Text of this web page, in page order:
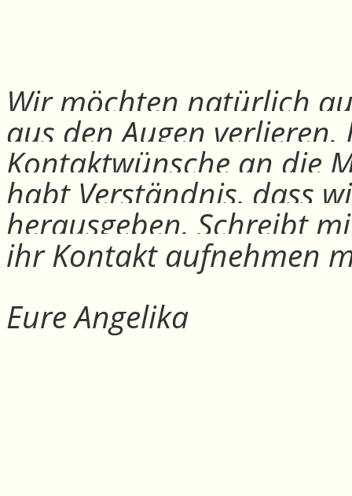
Wir möchten natürlich
aus den Augen
Kontaktwünsche an die
habt Verständnis, dass
herausgeben. Schreibt
ihr Kontakt aufnehmen
Eure Angelika